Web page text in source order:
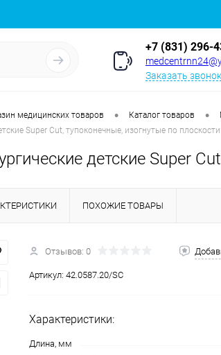
+7 (831) 296-
Заказать звонок
медицинских товаров • Каталог товаров •
Super Cut, тупоконечные, изогнутые по плоскости
детские Super
ПОХОЖИЕ ТОВАРЫ
Отзывов: 0
Артикул: 42.0587.20/SC
Характеристики:
Длина, мм